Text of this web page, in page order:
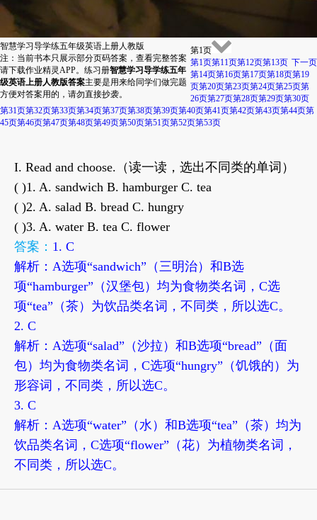
智慧学习导学练五年级英语上册人教版
注：当前书本只展示部分页码答案，查看完整答案
请下载作业精灵APP。练习册智慧学习导学练五年
级英语上册人教版答案主要是用来给同学们做完题
方便对答案用的，请勿直接抄袭。
第1页
下一页
第1页第11页第12页第13页
第14页第16页第17页第18页第19
页第20页第23页第24页第25页第
26页第27页第28页第29页第30页
第31页第32页第33页第34页第37页第38页第39页第40页第41页第42页第43页第44页第
45页第46页第47页第48页第49页第50页第51页第52页第53页
I. Read and choose.（读一读，选出不同类的单词）
( )1. A. sandwich B. hamburger C. tea
( )2. A. salad B. bread C. hungry
( )3. A. water B. tea C. flower
答案： 1. C
解析：A选项“sandwich”（三明治）和B选
项“hamburger”（汉堡包）均为食物类名词，C选
项“tea”（茶）为饮品类名词，不同类，所以选C。
2. C
解析：A选项“salad”（沙拉）和B选项“bread”（面
包）均为食物类名词，C选项“hungry”（饥饿的）为
形容词，不同类，所以选C。
3. C
解析：A选项“water”（水）和B选项“tea”（茶）均为
饮品类名词，C选项“flower”（花）为植物类名词，
不同类，所以选C。